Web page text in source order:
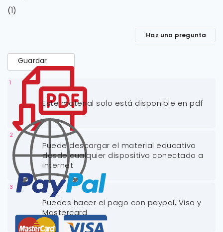
(1)
Haz una pregunta
Guardar
1
Este material solo está disponible en pdf
2
Puede descargar el material educativo
desde cualquier dispositivo conectado a
internet
3
Puedes hacer el pago con paypal, Visa y
Mastercard